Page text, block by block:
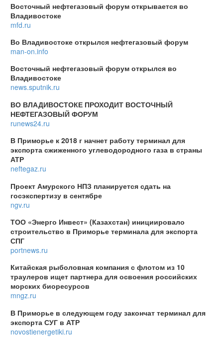
Восточный нефтегазовый форум открывается во
Владивостоке
mfd.ru
Во Владивостоке открылся нефтегазовый форум
man-on.info
Восточный нефтегазовый форум открылся во
Владивостоке
news.sputnik.ru
ВО ВЛАДИВОСТОКЕ ПРОХОДИТ ВОСТОЧНЫЙ
НЕФТЕГАЗОВЫЙ ФОРУМ
runews24.ru
В Приморье к 2018 г начнет работу терминал для
экспорта сжиженного углеводородного газа в страны
АТР
neftegaz.ru
Проект Амурского НПЗ планируется сдать на
госэкспертизу в сентябре
ngv.ru
ТОО «Энерго Инвест» (Казахстан) инициировало
строительство в Приморье терминала для экспорта
СПГ
portnews.ru
Китайская рыболовная компания с флотом из 10
траулеров ищет партнера для освоения российских
морских биоресурсов
mngz.ru
В Приморье в следующем году закончат терминал для
экспорта СУГ в АТР
novostienergetiki.ru